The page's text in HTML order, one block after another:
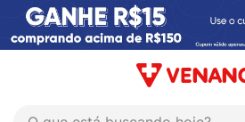
O que está buscando hoje?